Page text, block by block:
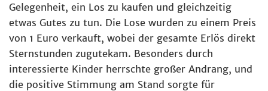
Gelegenheit, ein Los zu kaufen und gleichzeitig
etwas Gutes zu tun. Die Lose wurden zu einem Preis
von 1 Euro verkauft, wobei der gesamte Erlös direkt
Sternstunden zugutekam. Besonders durch
interessierte Kinder herrschte großer Andrang, und
die positive Stimmung am Stand sorgte für